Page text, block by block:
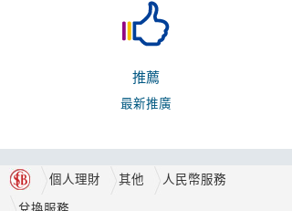
推薦
最新推廣
個人理財 其他 人民幣服務